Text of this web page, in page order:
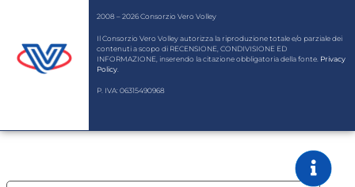
2008 – 2026 Consorzio Vero Volley
Il Consorzio Vero Volley autorizza la riproduzione totale e/o parziale dei
contenuti a scopo di RECENSIONE, CONDIVISIONE ED
INFORMAZIONE, inserendo la citazione obbligatoria della fonte. Privacy
Policy
P. IVA: 06315490968